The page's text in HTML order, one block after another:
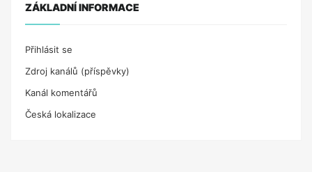
ZÁKLADNÍ INFORMACE
Přihlásit se
Zdroj kanálů (příspěvky)
Kanál komentářů
Česká lokalizace